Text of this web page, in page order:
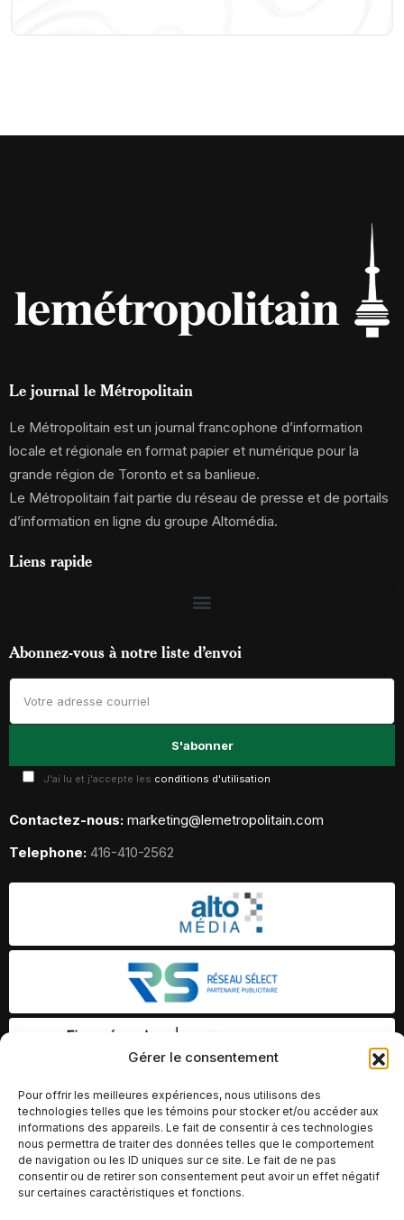
Gérer le consentement
Pour offrir les meilleures expériences, nous utilisons des
technologies telles que les témoins pour stocker et/ou accéder aux
informations des appareils. Le fait de consentir à ces technologies
nous permettra de traiter des données telles que le comportement
de navigation ou les ID uniques sur ce site. Le fait de ne pas
consentir ou de retirer son consentement peut avoir un effet négatif
sur certaines caractéristiques et fonctions.
Le journal le Métropolitain
Le Métropolitain est un journal francophone d’information
locale et régionale en format papier et numérique pour la
grande région de Toronto et sa banlieue.
Le Métropolitain fait partie du réseau de presse et de portails
d’information en ligne du groupe Altomédia.
Liens rapide
Abonnez-vous à notre liste d’envoi
J'ai lu et j'accepte les conditions d'utilisation
Contactez-nous: marketing@lemetropolitain.com
Telephone: 416-410-2562